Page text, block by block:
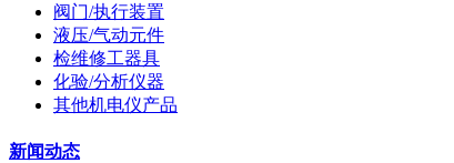
阀门/执行装置
液压/气动元件
检维修工器具
化验/分析仪器
其他机电仪产品
新闻动态